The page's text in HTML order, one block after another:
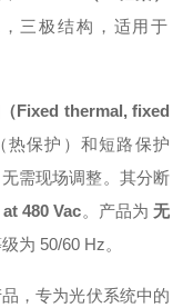
，三极结构，适用于
Fixed thermal, fixed
热保护）和短路保护
需现场调整。其分断
480 Vac。产品为无
为 50/60 Hz。
，专为光伏系统中的